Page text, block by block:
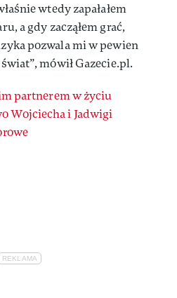
wtedy zapałałem
a gdy zacząłem grać,
pozwala mi w pewien
mówił Gazecie.pl.
partnerem w życiu
Wojciecha i Jadwigi